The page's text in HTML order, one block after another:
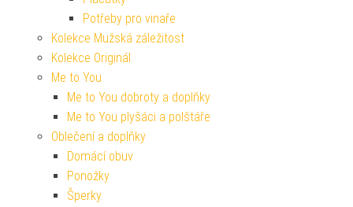
Potřeby pro vinaře
Kolekce Mužská záležitost
Kolekce Originál
Me to You
Me to You dobroty a doplňky
Me to You plyšáci a polštáře
Oblečení a doplňky
Domácí obuv
Ponožky
Šperky